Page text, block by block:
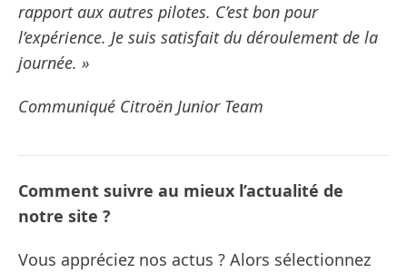
rapport aux autres pilotes. C’est bon pour
l’expérience. Je suis satisfait du déroulement de la
journée. »
Communiqué Citroën Junior Team
Comment suivre au mieux l’actualité de
notre site ?
Vous appréciez nos actus ? Alors sélectionnez